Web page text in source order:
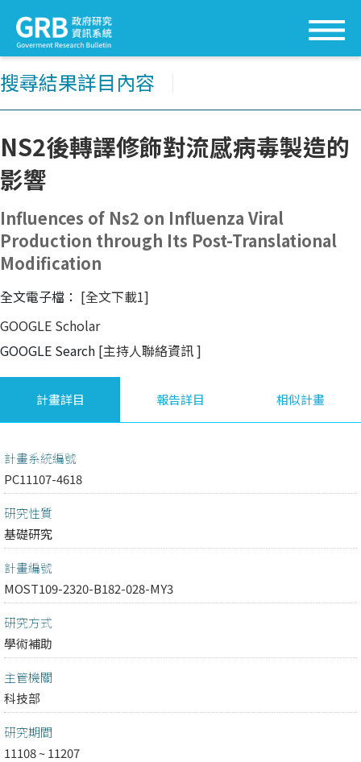
搜尋結果詳目內容
NS2後轉譯修飾對流感病毒製造的
影響
Influences of Ns2 on Influenza Viral
Production through Its Post-Translational
Modification
全文電子檔： [全文下載1]
GOOGLE Scholar
GOOGLE Search [主持人聯絡資訊]
計畫詳目 報告詳目 相似計畫
計畫系統編號
PC11107-4618
研究性質
基礎研究
計畫編號
MOST109-2320-B182-028-MY3
研究方式
學術補助
主管機關
科技部
研究期間
11108 ~ 11207